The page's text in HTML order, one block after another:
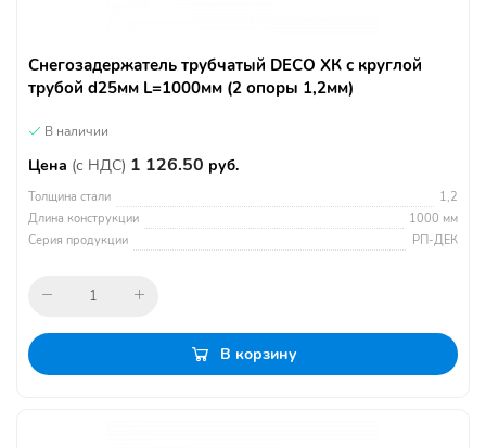
Снегозадержатель трубчатый DECO ХК с круглой
трубой d25мм L=1000мм (2 опоры 1,2мм)
В наличии
Цена (с НДС) 1 126.50 руб.
Толщина стали
1,2
Длина конструкции
1000 мм
Серия продукции
РП-ДЕК
В корзину